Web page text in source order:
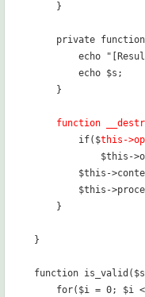
    }
private
echo
        echo $s;
    }
function
        if($
this-
$this-
$this-
$this-
    }
}
function
for($i = 0; $i